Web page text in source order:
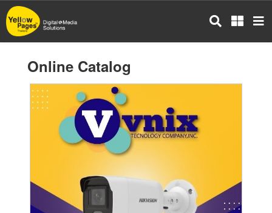
Skip
to
main
Online Catalog